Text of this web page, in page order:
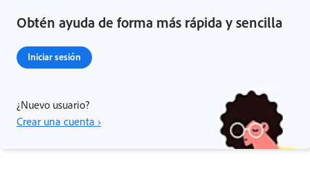
Obtén ayuda de forma más rápida y sencilla
Iniciar sesión
¿Nuevo usuario?
Crear una cuenta ›